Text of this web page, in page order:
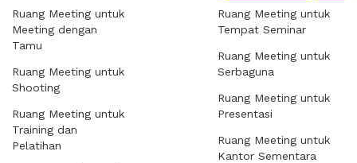
Ruang Meeting untuk
Meeting dengan
Tamu
Ruang Meeting untuk
Shooting
Ruang Meeting untuk
Training dan
Pelatihan
Ruang Meeting untuk
Tempat Seminar
Ruang Meeting untuk
Serbaguna
Ruang Meeting untuk
Presentasi
Ruang Meeting untuk
Kantor Sementara